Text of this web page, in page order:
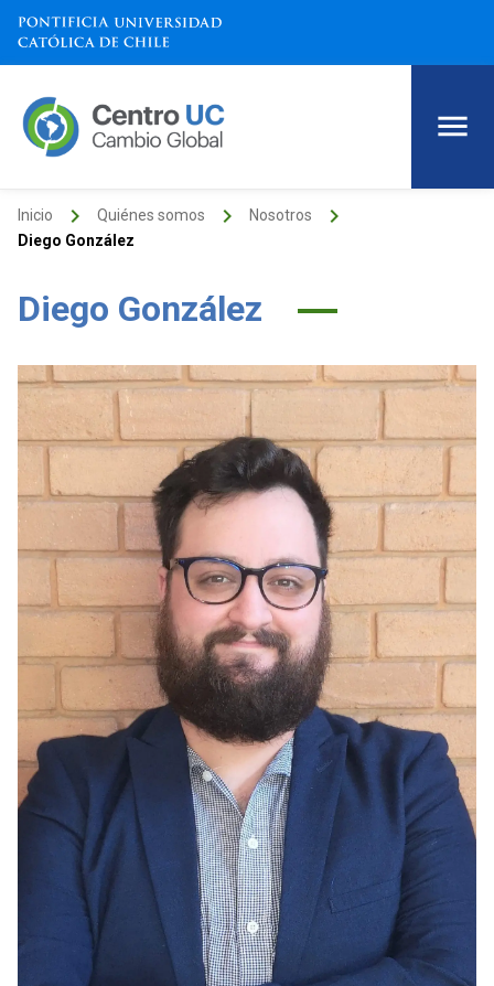
Inicio keyboard_arrow_right Quiénes somos keyboard_arrow_right Nosotros keyboard_arrow_right
Diego González
Diego González